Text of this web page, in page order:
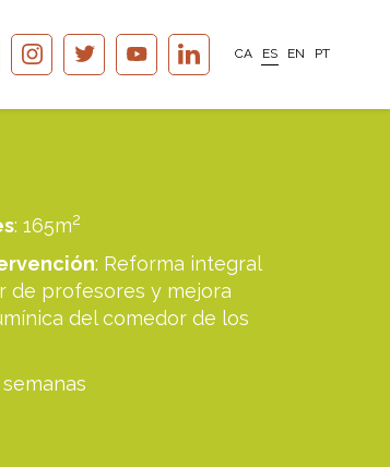
CA ES EN PT
: 165m2
: Reforma integral
de profesores y mejora
del comedor de los
semanas